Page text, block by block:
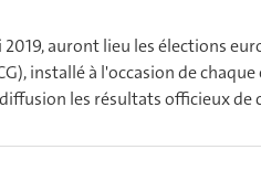
2019, auront lieu les élections
installé à l'occasion de
les résultats officieux de